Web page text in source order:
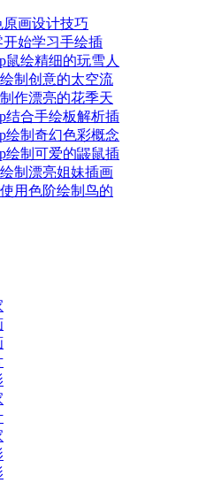
画设计技巧
开始学习手绘插
鼠绘精细的玩雪人
制创意的太空流
作漂亮的花季天
结合手绘板解析插
绘制奇幻色彩概念
绘制可爱的鼹鼠插
制漂亮姐妹插画
用色阶绘制鸟的